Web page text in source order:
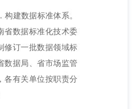
建数据标准体系。
省数据标准化技术委
修订一批数据领域标
数据局、省市场监管
各有关单位按职责分